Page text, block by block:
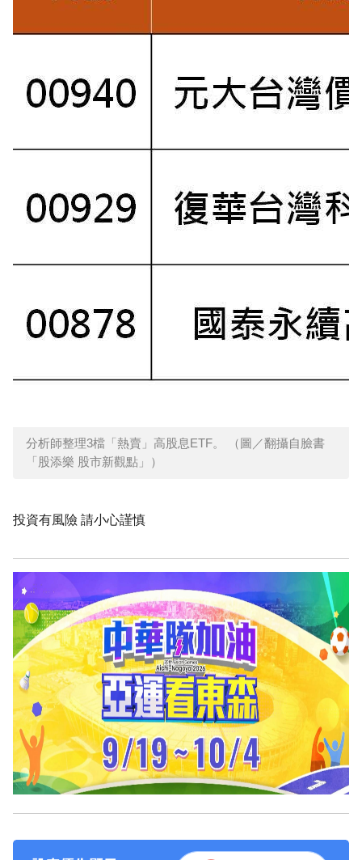
分析師整理3檔「熱賣」高股息ETF。 （圖／翻攝自臉書
「股添樂 股市新觀點」）
投資有風險 請小心謹慎